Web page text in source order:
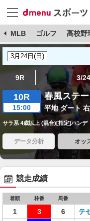
MLB ゴルフ 高校野
9R 3/
10R
15:00
春風ステ
平地 ダート
サラ系 4歳以上 (混合)[指定]ハンデ
データ分析 オッ
競走成績
着順 枠番 馬番
1 3 6 テ